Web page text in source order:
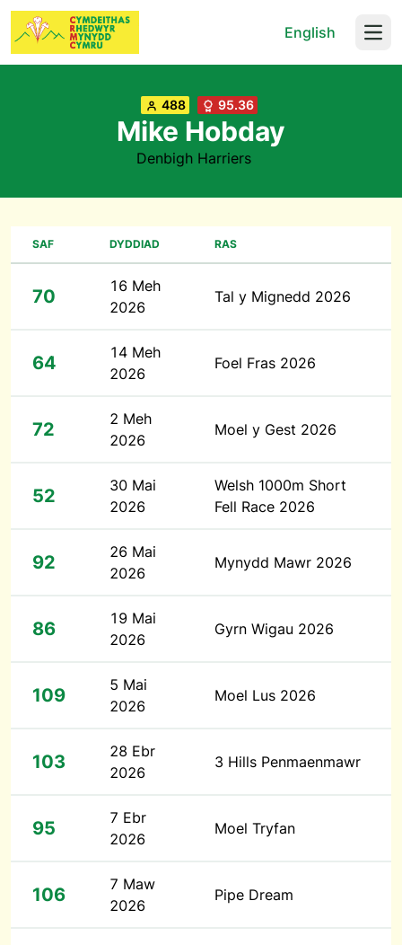
English
488 95.36
Mike Hobday
Denbigh Harriers
SAF DYDDIAD RAS
70
16 Meh
2026
Tal y Mignedd 2026
64
14 Meh
2026
Foel Fras 2026
72
2 Meh
2026
Moel y Gest 2026
52
30 Mai
2026
Welsh 1000m Short
Fell Race 2026
92
26 Mai
2026
Mynydd Mawr 2026
86
19 Mai
2026
Gyrn Wigau 2026
109
5 Mai
2026
Moel Lus 2026
103
28 Ebr
2026
3 Hills Penmaenmawr
95
7 Ebr
2026
Moel Tryfan
106
7 Maw
2026
Pipe Dream